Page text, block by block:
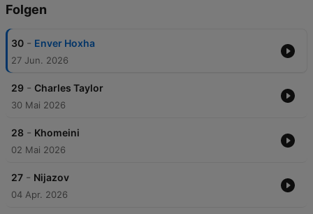
Folgen
30 - Enver Hoxha
27 Jun. 2026
29 - Charles Taylor
30 Mai 2026
28 - Khomeini
02 Mai 2026
27 - Nijazov
04 Apr. 2026